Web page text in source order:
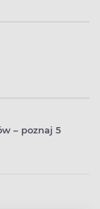
– poznaj 5